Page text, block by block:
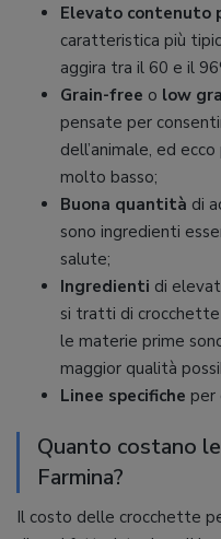
Elevato contenuto
caratteristica più
aggira tra il 60 e il
Grain-free o low
pensate per
dell’animale, ed
molto basso;
Buona quantità di
sono ingredienti
salute;
Ingredienti di
si tratti di crocchette
le materie prime
maggior qualità
Linee specifiche per
Quanto costano
Farmina?
Il costo delle crocchette